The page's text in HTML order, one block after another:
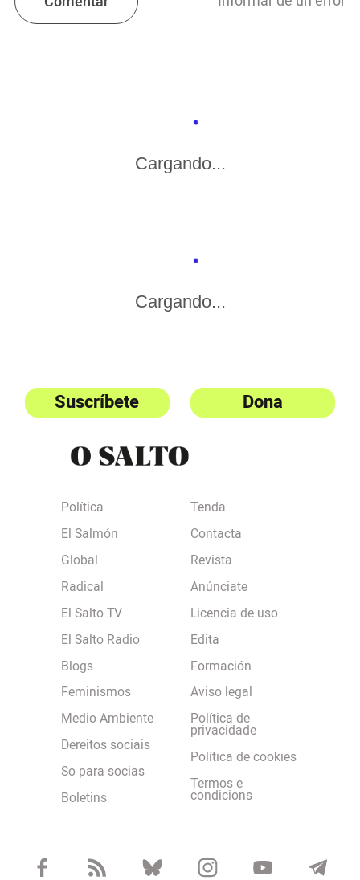
Cargando...
Cargando...
Suscríbete Dona
Política
El Salmón
Global
Radical
El Salto TV
El Salto Radio
Blogs
Feminismos
Medio Ambiente
Dereitos sociais
So para socias
Boletins
Tenda
Contacta
Revista
Anúnciate
Licencia de uso
Edita
Formación
Aviso legal
Política de
privacidade
Política de cookies
Termos e
condicions